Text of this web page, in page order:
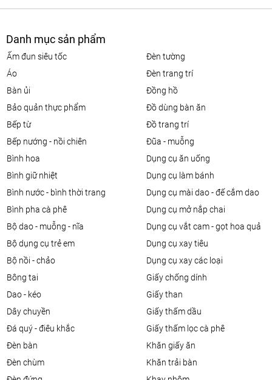
Danh mục sản phẩm
ấm đun siêu tốc
áo
bàn ủi
bảo quản thực phẩm
bếp từ
bếp nướng - nồi chiên
bình hoa
bình giữ nhiệt
bình nước - bình thời trang
bình pha cà phê
bộ dao - muỗng - nĩa
bộ dụng cụ trẻ em
bộ nồi - chảo
bông tai
dao - kéo
dây chuyền
đá quý - điêu khắc
đèn bàn
đèn chùm
đèn tường
đèn trang trí
đồng hồ
đồ dùng bàn ăn
đồ trang trí
đũa - muỗng
dụng cụ ăn uống
dụng cụ làm bánh
dụng cụ mài dao - đế cắm dao
dụng cụ mở nắp chai
dụng cụ vắt cam - gọt hoa quả
dụng cụ xay tiêu
dụng cụ xay các loại
giấy chống dính
giấy than
giấy thấm dầu
giấy thấm lọc cà phê
khăn giấy ăn
khăn trải bàn